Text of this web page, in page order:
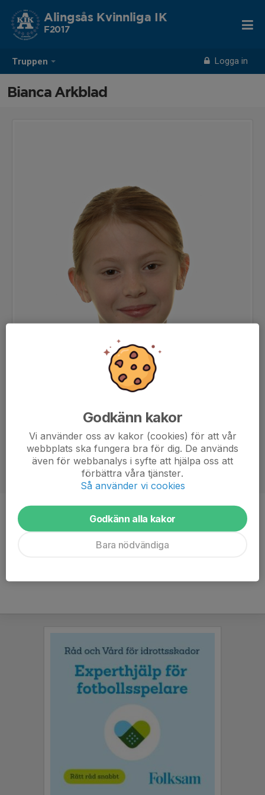
Truppen Logga in
Alingsås Kvinnliga IK
F2017
Bianca Arkblad
Position
-
Ålder
9 år
Godkänn kakor
Vi använder oss av kakor (cookies) för att vår
webbplats ska fungera bra för dig. De används
även för webbanalys i syfte att hjälpa oss att
förbättra våra tjänster.
Så använder vi cookies
Godkänn alla kakor
Bara nödvändiga